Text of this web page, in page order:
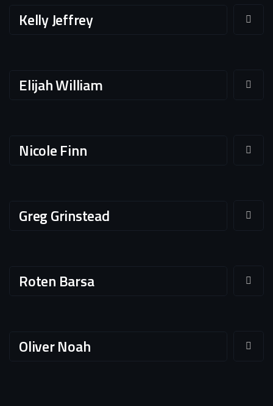
Kelly Jeffrey
Elijah William
Nicole Finn
Greg Grinstead
Roten Barsa
Oliver Noah